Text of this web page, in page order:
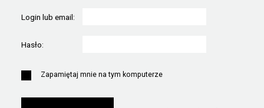
Login lub email:
Hasło:
Zapamiętaj mnie na tym komputerze